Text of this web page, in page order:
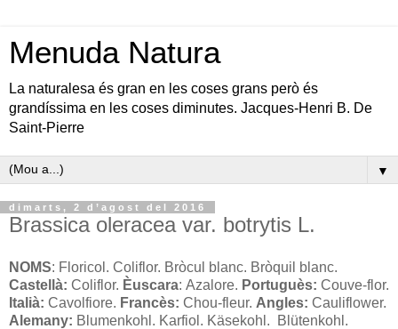
Menuda Natura
La naturalesa és gran en les coses grans però és
grandíssima en les coses diminutes. Jacques-Henri B. De
Saint-Pierre
▼
dimarts, 2 d’agost del 2016
Brassica oleracea var. botrytis L.
NOMS: Floricol. Coliflor. Bròcul blanc. Bròquil blanc.
Castellà: Coliflor. Èuscara: Azalore. Portuguès: Couve-flor.
Italià: Cavolfiore. Francès: Chou-fleur. Angles: Cauliflower.
Alemany: Blumenkohl. Karfiol. Käsekohl. Blütenkohl.